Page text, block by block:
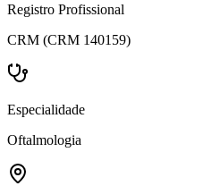
Registro Profissional
CRM (CRM 140159)
Especialidade
Oftalmologia